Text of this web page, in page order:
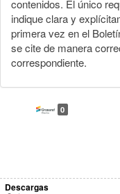
contenidos. El único
indique clara y
primera vez en el
se cite de manera
correspondiente.
0
Descargas